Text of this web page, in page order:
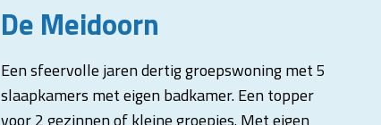
De Meidoorn
Een sfeervolle jaren dertig groepswoning met 5
slaapkamers met eigen badkamer. Een topper
voor 2 gezinnen of kleine groepjes. Met eigen